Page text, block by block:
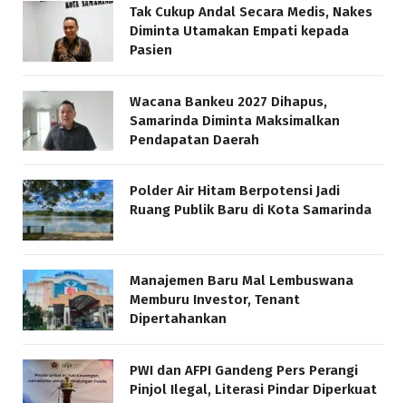
Tak Cukup Andal Secara Medis, Nakes
Diminta Utamakan Empati kepada
Pasien
Wacana Bankeu 2027 Dihapus,
Samarinda Diminta Maksimalkan
Pendapatan Daerah
Polder Air Hitam Berpotensi Jadi
Ruang Publik Baru di Kota Samarinda
Manajemen Baru Mal Lembuswana
Memburu Investor, Tenant
Dipertahankan
PWI dan AFPI Gandeng Pers Perangi
Pinjol Ilegal, Literasi Pindar Diperkuat